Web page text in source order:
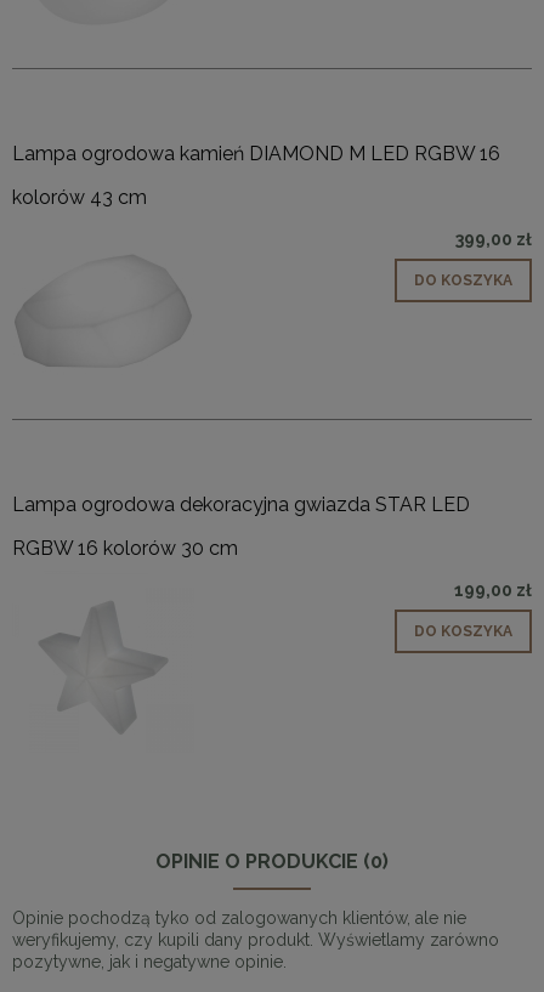
Lampa ogrodowa kamień DIAMOND M LED RGBW 16
kolorów 43 cm
399,00 zł
DO KOSZYKA
Lampa ogrodowa dekoracyjna gwiazda STAR LED
RGBW 16 kolorów 30 cm
199,00 zł
DO KOSZYKA
OPINIE O PRODUKCIE (0)
Opinie pochodzą tyko od zalogowanych klientów, ale nie
weryfikujemy, czy kupili dany produkt. Wyświetlamy zarówno
pozytywne, jak i negatywne opinie.